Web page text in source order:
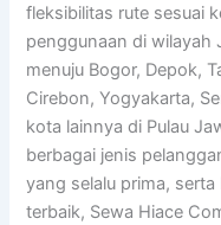
fleksibilitas rute sesuai
penggunaan di wilayah
menuju Bogor, Depok,
Cirebon, Yogyakarta,
kota lainnya di Pulau
berbagai jenis
yang selalu prima,
terbaik, Sewa Hiace